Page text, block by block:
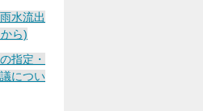
水流出
ら)
指定・
につい